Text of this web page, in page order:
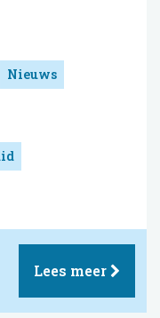
Nieuws
Lees meer